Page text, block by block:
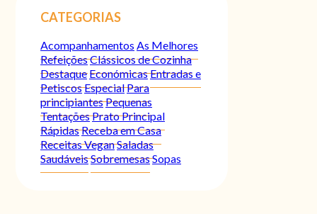
CATEGORIAS
Acompanhamentos As Melhores
RefeiçõesClássicos de Cozinha
Destaque EconómicasEntradas e
PetiscosEspecialPara
principiantesPequenas
TentaçõesPrato Principal
RápidasReceba em Casa
Receitas VeganSaladas
SaudáveisSobremesasSopas